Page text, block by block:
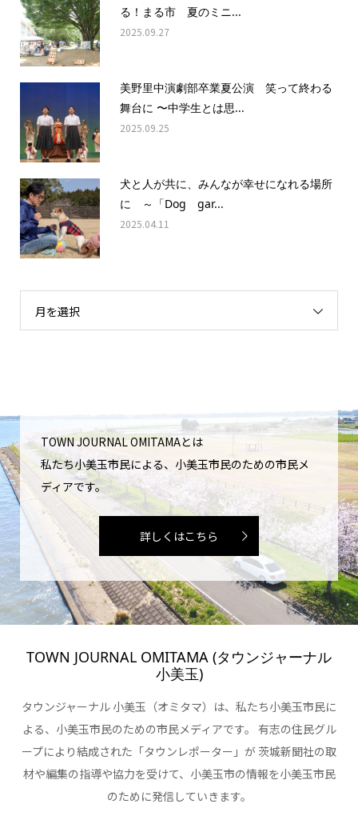
る！まる市 夏のミニ...
2025.09.27
美野里中演劇部卒業夏公演 笑って終わる
舞台に 〜中学生とは思...
2025.09.25
犬と人が共に、みんなが幸せになれる場所
に ～「Dog gar...
2025.04.11
月を選択
TOWN JOURNAL OMITAMAとは
私たち小美玉市民による、小美玉市民のための市民メ
ディアです。
詳しくはこちら
TOWN JOURNAL OMITAMA (タウンジャーナル
小美玉)
タウンジャーナル 小美玉（オミタマ）は、私たち小美玉市民に
よる、小美玉市民のための市民メディアです。 有志の住民グル
ープにより結成された「タウンレポーター」が 茨城新聞社の取
材や編集の指導や協力を受けて、小美玉市の情報を小美玉市民
のために発信していきます。